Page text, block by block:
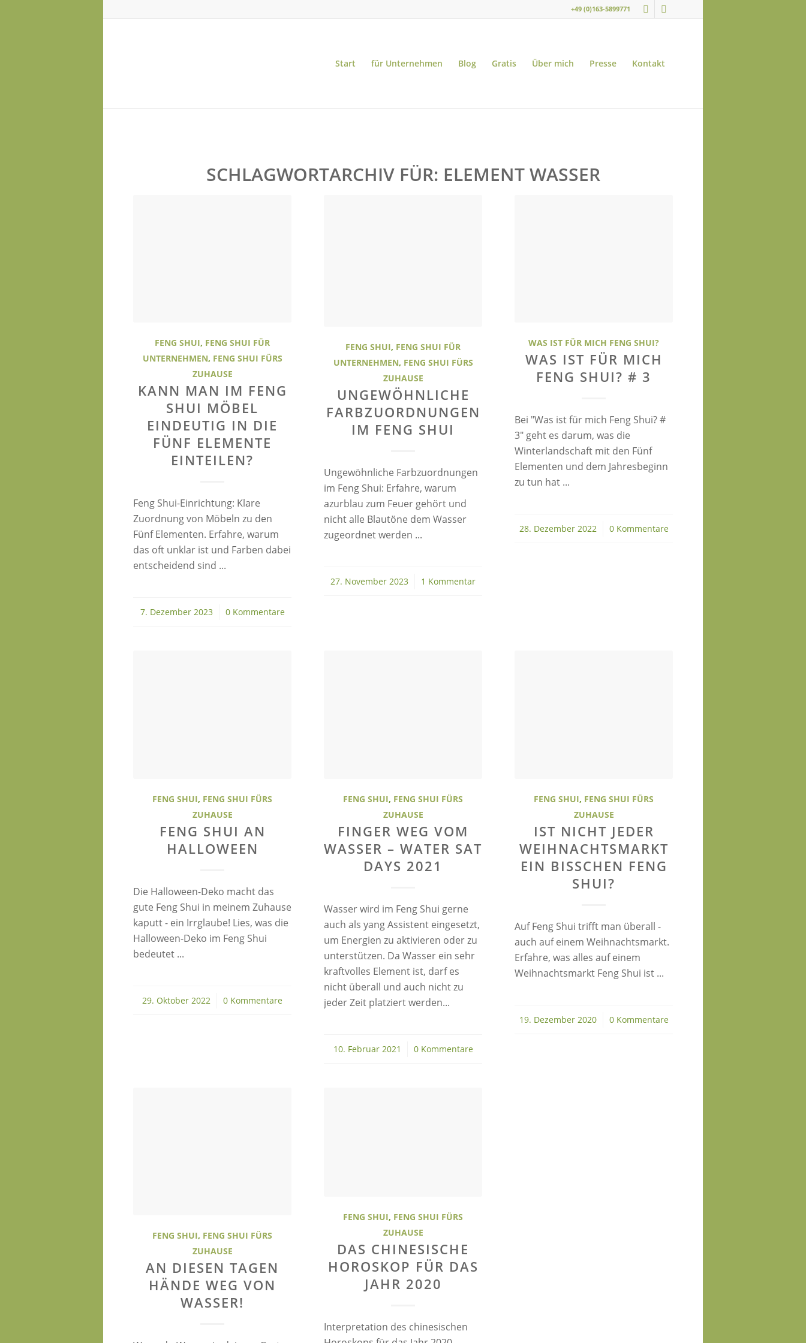
+49 (0)163-5899771
Start für Unternehmen Blog Gratis Über mich Presse Kontakt
SCHLAGWORTARCHIV FÜR: ELEMENT WASSER
FENG SHUI, FENG SHUI FÜR
UNTERNEHMEN, FENG SHUI FÜRS
ZUHAUSE
KANN MAN IM FENG
SHUI MÖBEL
EINDEUTIG IN DIE
FÜNF ELEMENTE
EINTEILEN?
Feng Shui-Einrichtung: Klare
Zuordnung von Möbeln zu den
Fünf Elementen. Erfahre, warum
das oft unklar ist und Farben dabei
entscheidend sind ...
7. Dezember 2023
/ 0 Kommentare
FENG SHUI, FENG SHUI FÜR
UNTERNEHMEN, FENG SHUI FÜRS
ZUHAUSE
UNGEWÖHNLICHE
FARBZUORDNUNGEN
IM FENG SHUI
Ungewöhnliche Farbzuordnungen
im Feng Shui: Erfahre, warum
azurblau zum Feuer gehört und
nicht alle Blautöne dem Wasser
zugeordnet werden ...
27. November 2023
/ 1 Kommentar
WAS IST FÜR MICH FENG SHUI?
WAS IST FÜR MICH
FENG SHUI? # 3
Bei "Was ist für mich Feng Shui? #
3" geht es darum, was die
Winterlandschaft mit den Fünf
Elementen und dem Jahresbeginn
zu tun hat ...
28. Dezember 2022
/ 0 Kommentare
FENG SHUI, FENG SHUI FÜRS
ZUHAUSE
FENG SHUI AN
HALLOWEEN
Die Halloween-Deko macht das
gute Feng Shui in meinem Zuhause
kaputt - ein Irrglaube! Lies, was die
Halloween-Deko im Feng Shui
bedeutet ...
29. Oktober 2022
/ 0 Kommentare
FENG SHUI, FENG SHUI FÜRS
ZUHAUSE
FINGER WEG VOM
WASSER – WATER SAT
DAYS 2021
Wasser wird im Feng Shui gerne
auch als yang Assistent eingesetzt,
um Energien zu aktivieren oder zu
unterstützen. Da Wasser ein sehr
kraftvolles Element ist, darf es
nicht überall und auch nicht zu
jeder Zeit platziert werden...
10. Februar 2021
/ 0 Kommentare
FENG SHUI, FENG SHUI FÜRS
ZUHAUSE
IST NICHT JEDER
WEIHNACHTSMARKT
EIN BISSCHEN FENG
SHUI?
Auf Feng Shui trifft man überall -
auch auf einem Weihnachtsmarkt.
Erfahre, was alles auf einem
Weihnachtsmarkt Feng Shui ist ...
19. Dezember 2020
/ 0 Kommentare
FENG SHUI, FENG SHUI FÜRS
ZUHAUSE
AN DIESEN TAGEN
HÄNDE WEG VON
WASSER!
FENG SHUI, FENG SHUI FÜRS
ZUHAUSE
DAS CHINESISCHE
HOROSKOP FÜR DAS
JAHR 2020
Interpretation des chinesischen